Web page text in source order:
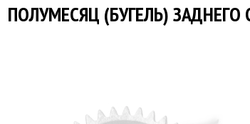
ПОЛУМЕСЯЦ (БУГЕЛЬ)